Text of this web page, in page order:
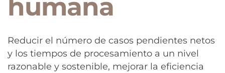
humana
Reducir el número de casos pendientes netos
y los tiempos de procesamiento a un nivel
razonable y sostenible, mejorar la eficiencia